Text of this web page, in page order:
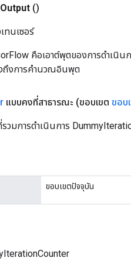
Output ()
นเซอร์
คือเอาต์พุตของการดำเนิน
งการคำนวณอินพุต
แบบคงที่สาธารณะ (ขอบเขต ขอบ
วมการดำเนินการ
ขอบเขตปัจจุบัน